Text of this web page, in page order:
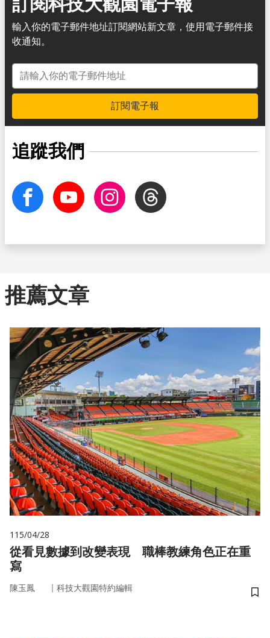
輸入你的電子郵件地址訂閱網站新文章，使用電子郵件接
收通知。
電子郵件地址
訂閱電子報
追蹤我們
facebook Youtube InstagramThreads
推薦文章
115/04/28
從看見數據到改變表現 職棒教練角色正在重
寫
陳玉鳳 ｜ 科技大觀園特約編輯
儲